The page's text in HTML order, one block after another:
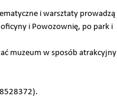
i warsztaty prowadzą
i Powozownię, po park i
muzeum w sposób atrakcyjny